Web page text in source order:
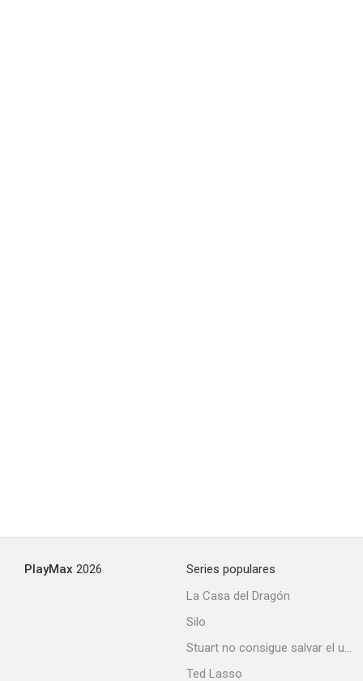
PlayMax 2026
Series populares
La Casa del Dragón
Silo
Stuart no consigue salvar el universo
Ted Lasso